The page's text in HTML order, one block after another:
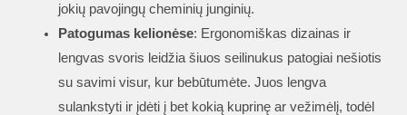
jokių pavojingų cheminių junginių.
Patogumas kelionėse: Ergonomiškas dizainas ir
lengvas svoris leidžia šiuos seilinukus patogiai nešiotis
su savimi visur, kur bebūtumėte. Juos lengva
sulankstyti ir įdėti į bet kokią kuprinę ar vežimėlį, todėl